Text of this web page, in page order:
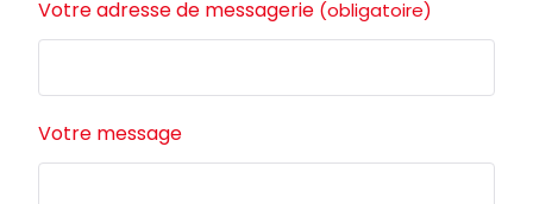
Votre adresse de messagerie (obligatoire)
Votre message